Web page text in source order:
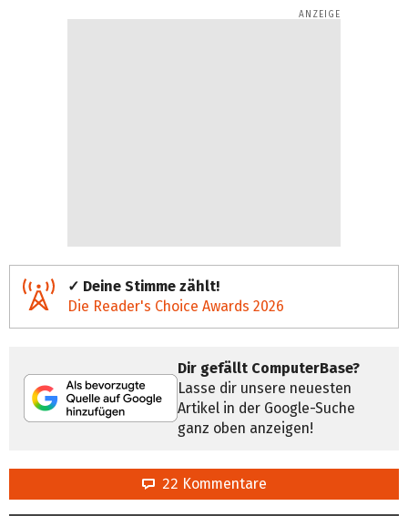
✓ Deine Stimme zählt!
Die Reader's Choice Awards 2026
Dir gefällt ComputerBase?
Lasse dir unsere neuesten
Artikel in der Google-Suche
ganz oben anzeigen!
22 Kommentare